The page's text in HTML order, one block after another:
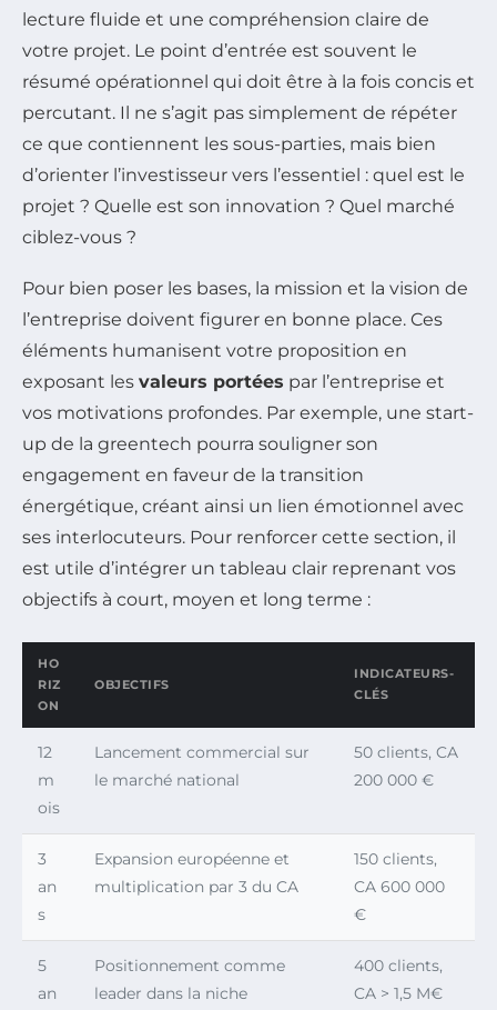
lecture fluide et une compréhension claire de
votre projet. Le point d’entrée est souvent le
résumé opérationnel qui doit être à la fois concis et
percutant. Il ne s’agit pas simplement de répéter
ce que contiennent les sous-parties, mais bien
d’orienter l’investisseur vers l’essentiel : quel est le
projet ? Quelle est son innovation ? Quel marché
ciblez-vous ?
Pour bien poser les bases, la mission et la vision de
l’entreprise doivent figurer en bonne place. Ces
éléments humanisent votre proposition en
exposant les valeurs portées par l’entreprise et
vos motivations profondes. Par exemple, une start-
up de la greentech pourra souligner son
engagement en faveur de la transition
énergétique, créant ainsi un lien émotionnel avec
ses interlocuteurs. Pour renforcer cette section, il
est utile d’intégrer un tableau clair reprenant vos
objectifs à court, moyen et long terme :
HO
RIZ
ON
OBJECTIFS
INDICATEURS-
CLÉS
12
m
ois
Lancement commercial sur
le marché national
50 clients, CA
200 000 €
3
an
s
Expansion européenne et
multiplication par 3 du CA
150 clients,
CA 600 000
€
5
an
Positionnement comme
leader dans la niche
400 clients,
CA > 1,5 M€